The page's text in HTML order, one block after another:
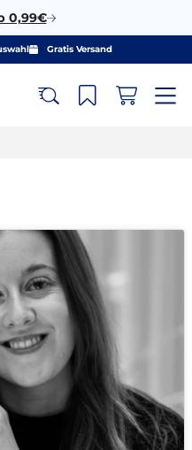
0,99€
Gratis Versand